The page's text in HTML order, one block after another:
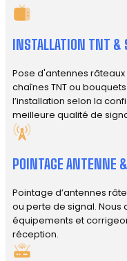
INSTALLATION TNT &
Pose d'antennes
chaînes TNT ou
l’installation selon la
meilleure qualité de
POINTAGE ANTENNE
Pointage d’antennes
ou perte de signal.
équipements et
réception.